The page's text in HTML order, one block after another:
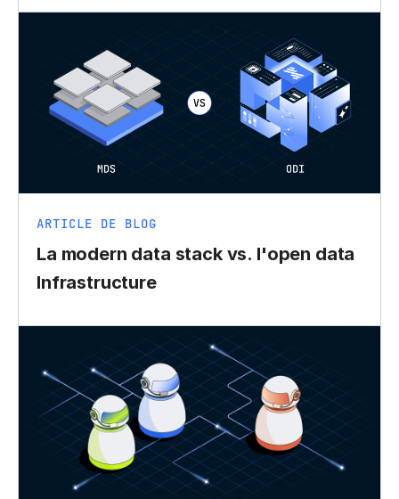
ARTICLE DE BLOG
La modern data stack vs. l'open data
Infrastructure